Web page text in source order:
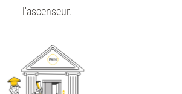
l'ascenseur.